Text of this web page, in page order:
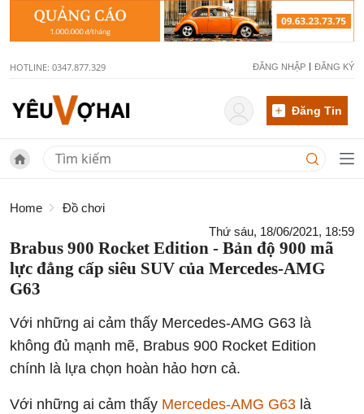
HOTLINE: 0347.877.329 ĐĂNG NHẬP ĐĂNG KÝ
Đăng Tin
Home
Đồ chơi
Thứ sáu, 18/06/2021, 18:59
Brabus 900 Rocket Edition - Bản độ 900 mã
lực đẳng cấp siêu SUV của Mercedes-AMG
G63
Với những ai cảm thấy Mercedes-AMG G63 là
không đủ mạnh mẽ, Brabus 900 Rocket Edition
chính là lựa chọn hoàn hảo hơn cả.
Với những ai cảm thấy Mercedes-AMG G63 là